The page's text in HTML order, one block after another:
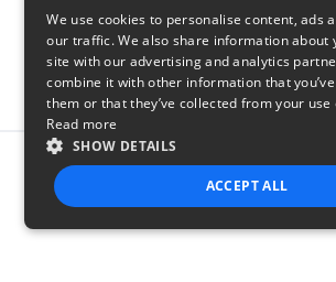
$41
Report this
We use cookies to personalise content, ads
our traffic. We also share information about
site with our advertising and analytics
combine it with other information that
them or that they’ve collected from your
Read more
SHOW DETAILS
ACCEPT ALL
STRICTLY NECESSARY